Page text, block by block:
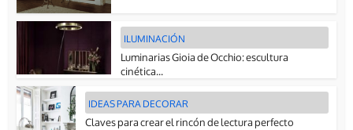
ILUMINACIÓN
Luminarias Gioia de Occhio: escultura
cinética...
IDEAS PARA DECORAR
Claves para crear el rincón de lectura perfecto